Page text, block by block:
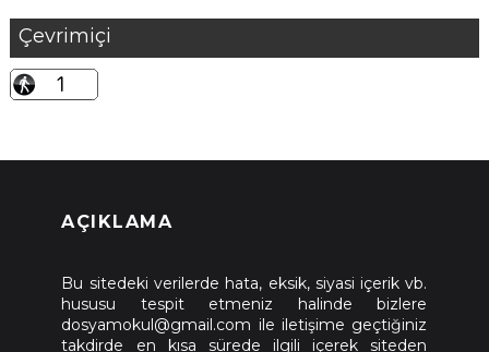
Çevrimiçi
AÇIKLAMA
Bu sitedeki verilerde hata, eksik, siyasi içerik vb.
hususu tespit etmeniz halinde bizlere
dosyamokul@gmail.com ile iletişime geçtiğiniz
takdirde en kısa sürede ilgili içerek siteden